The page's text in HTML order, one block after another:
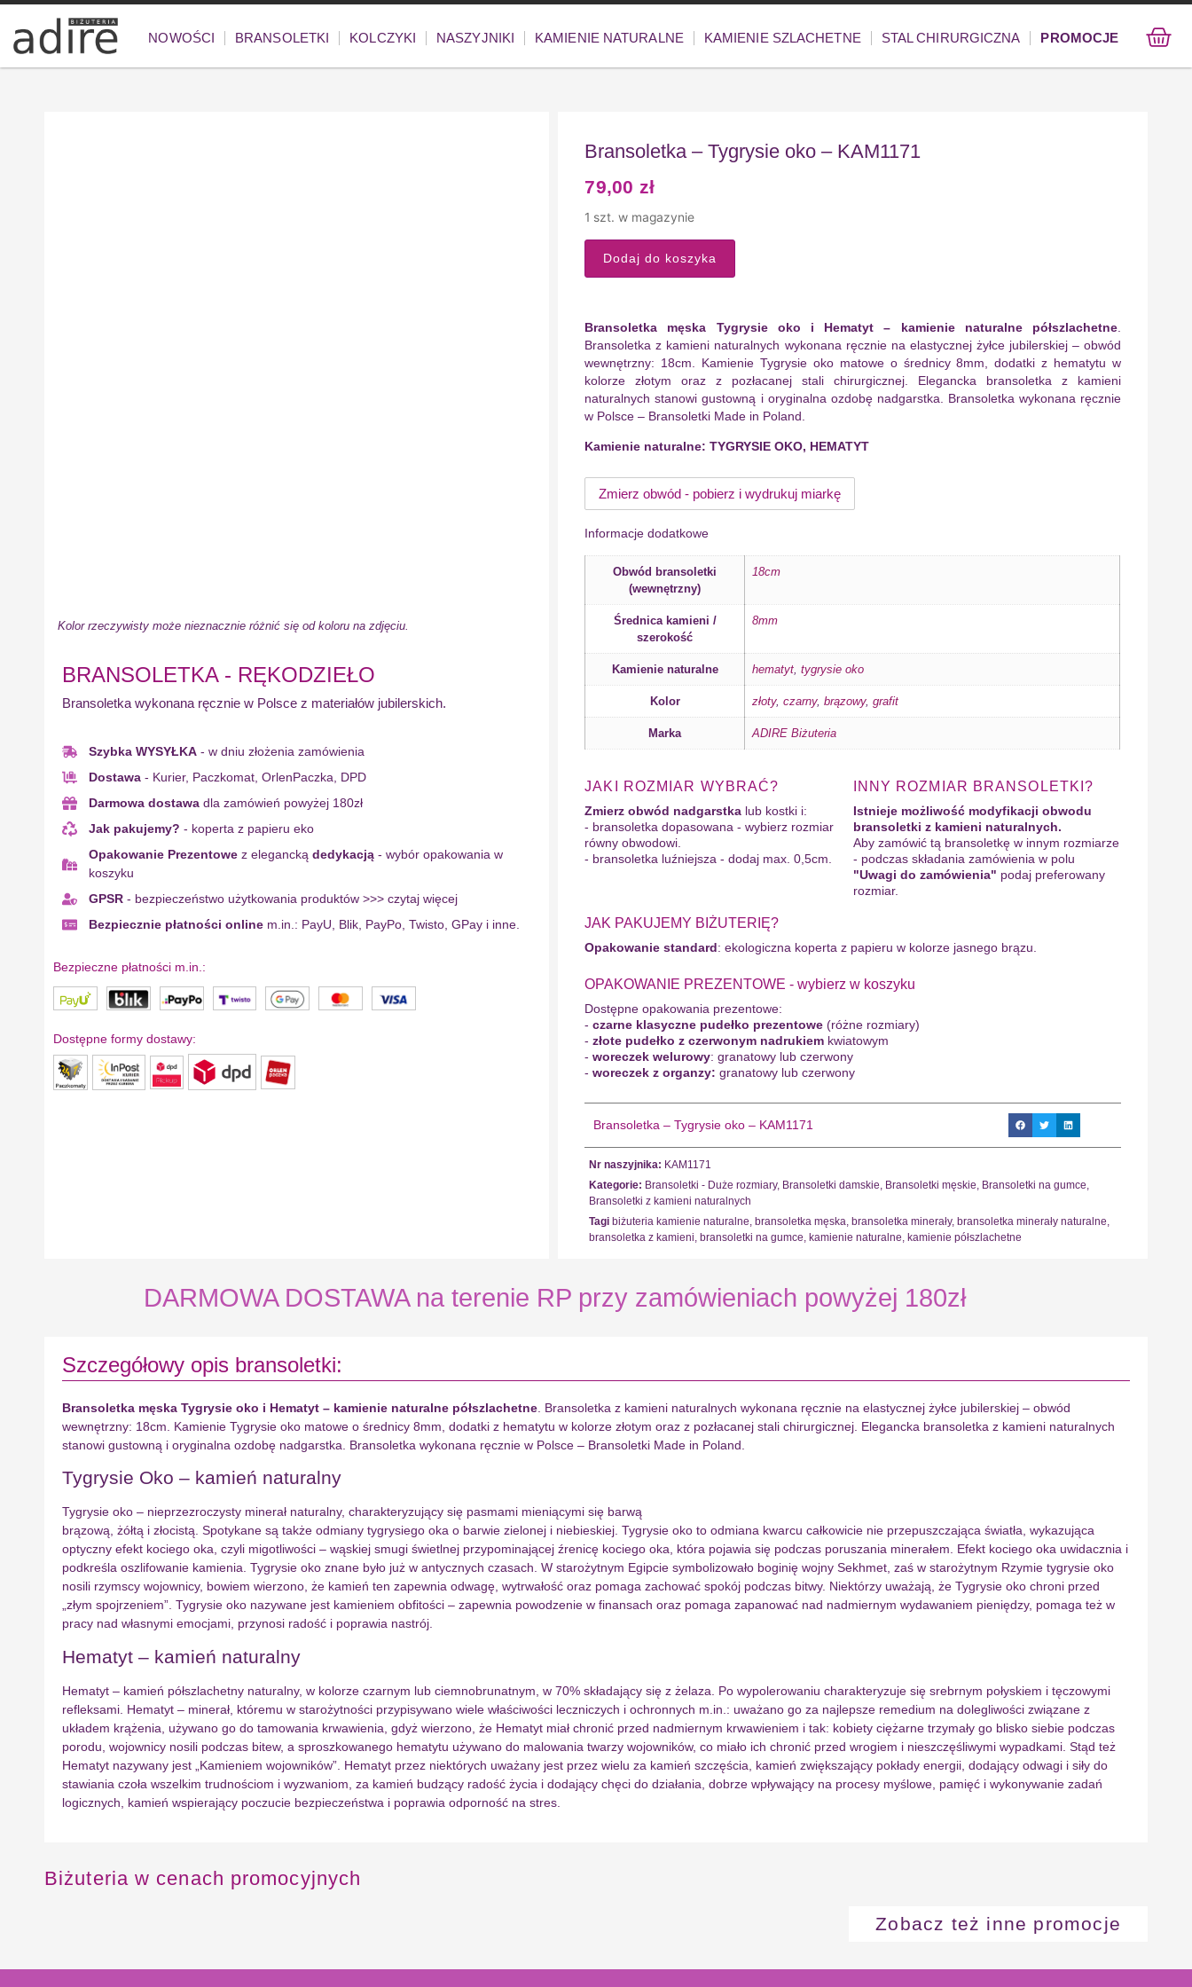
NOWOŚCI BRANSOLETKI KOLCZYKI NASZYJNIKI KAMIENIE NATURALNE KAMIENIE SZLACHETNE STAL CHIRURGICZNA PROMOCJE
Kolor rzeczywisty może nieznacznie różnić się od koloru na zdjęciu.
BRANSOLETKA - RĘKODZIEŁO
Bransoletka wykonana ręcznie w Polsce z materiałów jubilerskich.
Szybka WYSYŁKA - w dniu złożenia zamówienia
Dostawa - Kurier, Paczkomat, OrlenPaczka, DPD
Darmowa dostawa dla zamówień powyżej 180zł
Jak pakujemy? - koperta z papieru eko
Opakowanie Prezentowe z eleganckądedykacją - wybór opakowania w
koszyku
GPSR - bezpieczeństwo użytkowania produktów >>> czytaj więcej
Bezpiecznie płatności online m.in.: PayU, Blik, PayPo, Twisto, GPay i inne.
Bezpieczne płatności m.in.:
Dostępne formy dostawy:
Bransoletka – Tygrysie oko – KAM1171
79,00zł
1 szt. w magazynie
Dodaj do koszyka
Bransoletka męska Tygrysie oko i Hematyt – kamienie naturalne półszlachetne.
Bransoletka z kamieni naturalnych wykonana ręcznie na elastycznej żyłce jubilerskiej – obwód
wewnętrzny: 18cm. Kamienie Tygrysie oko matowe o średnicy 8mm, dodatki z hematytu w
kolorze złotym oraz z pozłacanej stali chirurgicznej. Elegancka bransoletka z kamieni
naturalnych stanowi gustowną i oryginalna ozdobę nadgarstka. Bransoletka wykonana ręcznie
w Polsce – Bransoletki Made in Poland.
Kamienie naturalne: TYGRYSIE OKO, HEMATYT
Zmierz obwód - pobierz i wydrukuj miarkę
Informacje dodatkowe
Obwód bransoletki
(wewnętrzny)
18cm
Średnica kamieni /
szerokość
8mm
Kamienie naturalne hematyt,tygrysie oko
Kolor złoty,czarny,brązowy,grafit
Marka ADIRE Biżuteria
JAKI ROZMIAR WYBRAĆ?
Zmierz obwód nadgarstka lub kostki i:
- bransoletka dopasowana - wybierz rozmiar
równy obwodowi.
- bransoletka luźniejsza - dodaj max. 0,5cm.
INNY ROZMIAR BRANSOLETKI?
Istnieje możliwość modyfikacji obwodu
bransoletki z kamieni naturalnych.
Aby zamówić tą bransoletkę w innym rozmiarze
- podczas składania zamówienia w polu
"Uwagi do zamówienia" podaj preferowany
rozmiar.
JAK PAKUJEMY BIŻUTERIĘ?
Opakowanie standard: ekologiczna koperta z papieru w kolorze jasnego brązu.
OPAKOWANIE PREZENTOWE - wybierz w koszyku
Dostępne opakowania prezentowe:
-czarne klasyczne pudełko prezentowe (różne rozmiary)
-złote pudełko z czerwonym nadrukiem kwiatowym
-woreczek welurowy: granatowy lub czerwony
-woreczek z organzy: granatowy lub czerwony
Bransoletka – Tygrysie oko – KAM1171
Nr naszyjnika: KAM1171
Kategorie: Bransoletki - Duże rozmiary, Bransoletki damskie Bransoletki męskie Bransoletki na gumce
Bransoletki z kamieni naturalnych
Tagi biżuteria kamienie naturalne ,bransoletka męska ,bransoletka minerały,bransoletka minerały naturalne
bransoletka z kamieni ,bransoletki na gumce ,kamienie naturalne ,kamienie półszlachetne
DARMOWA DOSTAWA na terenie RP przy zamówieniach powyżej 180zł
Szczegółowy opis bransoletki:
Bransoletka męska Tygrysie oko i Hematyt – kamienie naturalne półszlachetne . Bransoletka z kamieni naturalnych wykonana ręcznie na elastycznej żyłce jubilerskiej – obwód
wewnętrzny: 18cm. Kamienie Tygrysie oko matowe o średnicy 8mm, dodatki z hematytu w kolorze złotym oraz z pozłacanej stali chirurgicznej. Elegancka bransoletka z kamieni naturalnych
stanowi gustowną i oryginalna ozdobę nadgarstka. Bransoletka wykonana ręcznie w Polsce – Bransoletki Made in Poland.
Tygrysie Oko – kamień naturalny
Tygrysie oko – nieprzezroczysty minerał naturalny, charakteryzujący się pasmami mieniącymi się barwą
brązową, żółtą i złocistą. Spotykane są także odmiany tygrysiego oka o barwie zielonej i niebieskiej. Tygrysie oko to odmiana kwarcu całkowicie nie przepuszczająca światła, wykazująca
optyczny efekt kociego oka, czyli migotliwości – wąskiej smugi świetlnej przypominającej źrenicę kociego oka, która pojawia się podczas poruszania minerałem. Efekt kociego oka uwidacznia i
podkreśla oszlifowanie kamienia. Tygrysie oko znane było już w antycznych czasach. W starożytnym Egipcie symbolizowało boginię wojny Sekhmet, zaś w starożytnym Rzymie tygrysie oko
nosili rzymscy wojownicy, bowiem wierzono, że kamień ten zapewnia odwagę, wytrwałość oraz pomaga zachować spokój podczas bitwy. Niektórzy uważają, że Tygrysie oko chroni przed
„złym spojrzeniem”. Tygrysie oko nazywane jest kamieniem obfitości – zapewnia powodzenie w finansach oraz pomaga zapanować nad nadmiernym wydawaniem pieniędzy, pomaga też w
pracy nad własnymi emocjami, przynosi radość i poprawia nastrój.
Hematyt – kamień naturalny
Hematyt – kamień półszlachetny naturalny, w kolorze czarnym lub ciemnobrunatnym, w 70% składający się z żelaza. Po wypolerowaniu charakteryzuje się srebrnym połyskiem i tęczowymi
refleksami. Hematyt – minerał, któremu w starożytności przypisywano wiele właściwości leczniczych i ochronnych m.in.: uważano go za najlepsze remedium na dolegliwości związane z
układem krążenia, używano go do tamowania krwawienia, gdyż wierzono, że Hematyt miał chronić przed nadmiernym krwawieniem i tak: kobiety ciężarne trzymały go blisko siebie podczas
porodu, wojownicy nosili podczas bitew, a sproszkowanego hematytu używano do malowania twarzy wojowników, co miało ich chronić przed wrogiem i nieszczęśliwymi wypadkami. Stąd też
Hematyt nazywany jest „Kamieniem wojowników”. Hematyt przez niektórych uważany jest przez wielu za kamień szczęścia, kamień zwiększający pokłady energii, dodający odwagi i siły do
stawiania czoła wszelkim trudnościom i wyzwaniom, za kamień budzący radość życia i dodający chęci do działania, dobrze wpływający na procesy myślowe, pamięć i wykonywanie zadań
logicznych, kamień wspierający poczucie bezpieczeństwa i poprawia odporność na stres.
Biżuteria w cenach promocyjnych
Zobacz też inne promocje